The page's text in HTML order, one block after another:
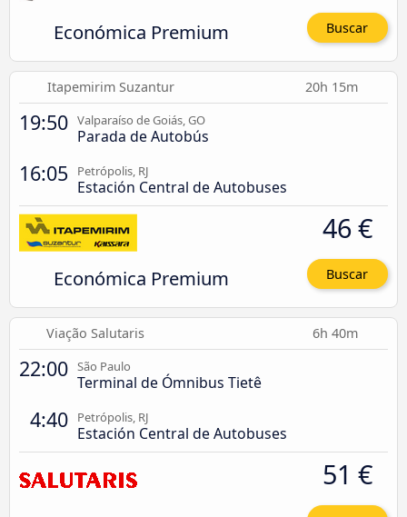
Económica Premium Buscar
Itapemirim Suzantur 20h 15m
19:50 Valparaíso de Goiás, GO
Parada de Autobús
16:05 Petrópolis, RJ
Estación Central de Autobuses
Económica Premium
46 €
Buscar
Viação Salutaris 6h 40m
22:00 São Paulo
Terminal de Ómnibus Tietê
4:40 Petrópolis, RJ
Estación Central de Autobuses
51 €